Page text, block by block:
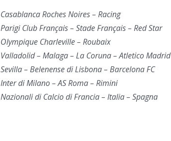
Casablanca Roches Noires – Racing
Parigi Club Français – Stade Français – Red Star
Olympique Charleville – Roubaix
Valladolid – Malaga – La Coruna – Atletico Madrid
Sevilla – Belenense di Lisbona – Barcelona FC
Inter di Milano – AS Roma – Rimini
Nazionali di Calcio di Francia – Italia – Spagna